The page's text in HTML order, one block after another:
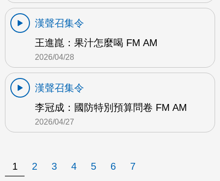
漢聲召集令
王進崑：果汁怎麼喝 FM AM
2026/04/28
漢聲召集令
李冠成：國防特別預算問卷 FM AM
2026/04/27
1 2 3 4 5 6 7